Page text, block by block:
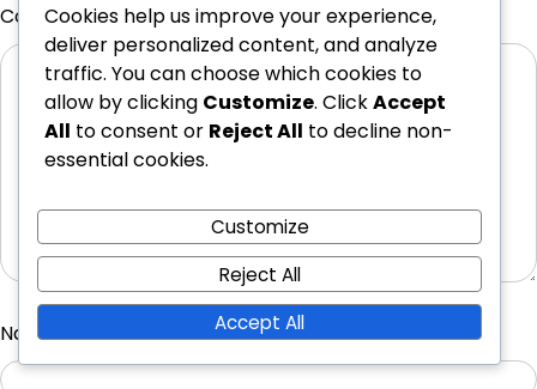
Comment*
Name*
Cookies help us improve your experience,
deliver personalized content, and analyze
traffic. You can choose which cookies to
allow by clicking Customize. ClickAccept
All to consent or Reject All to decline non-
essential cookies.
Customize
Reject All
Accept All